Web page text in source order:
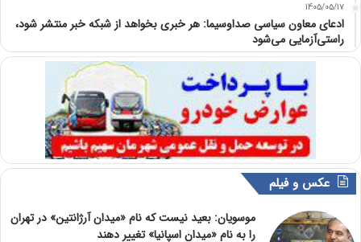
1405/05/17
ادعای معاون سیاسی صداوسیما: هر خبری بخواهد از شبکه خبر منتشر شود،
راستی‌آزمایی می‌شود
عکس و فیلم
موسویان: بعید نیست که نام «میدان آرژانتین» در تهران
را به نام «میدان اسپانیا» تغییر دهند